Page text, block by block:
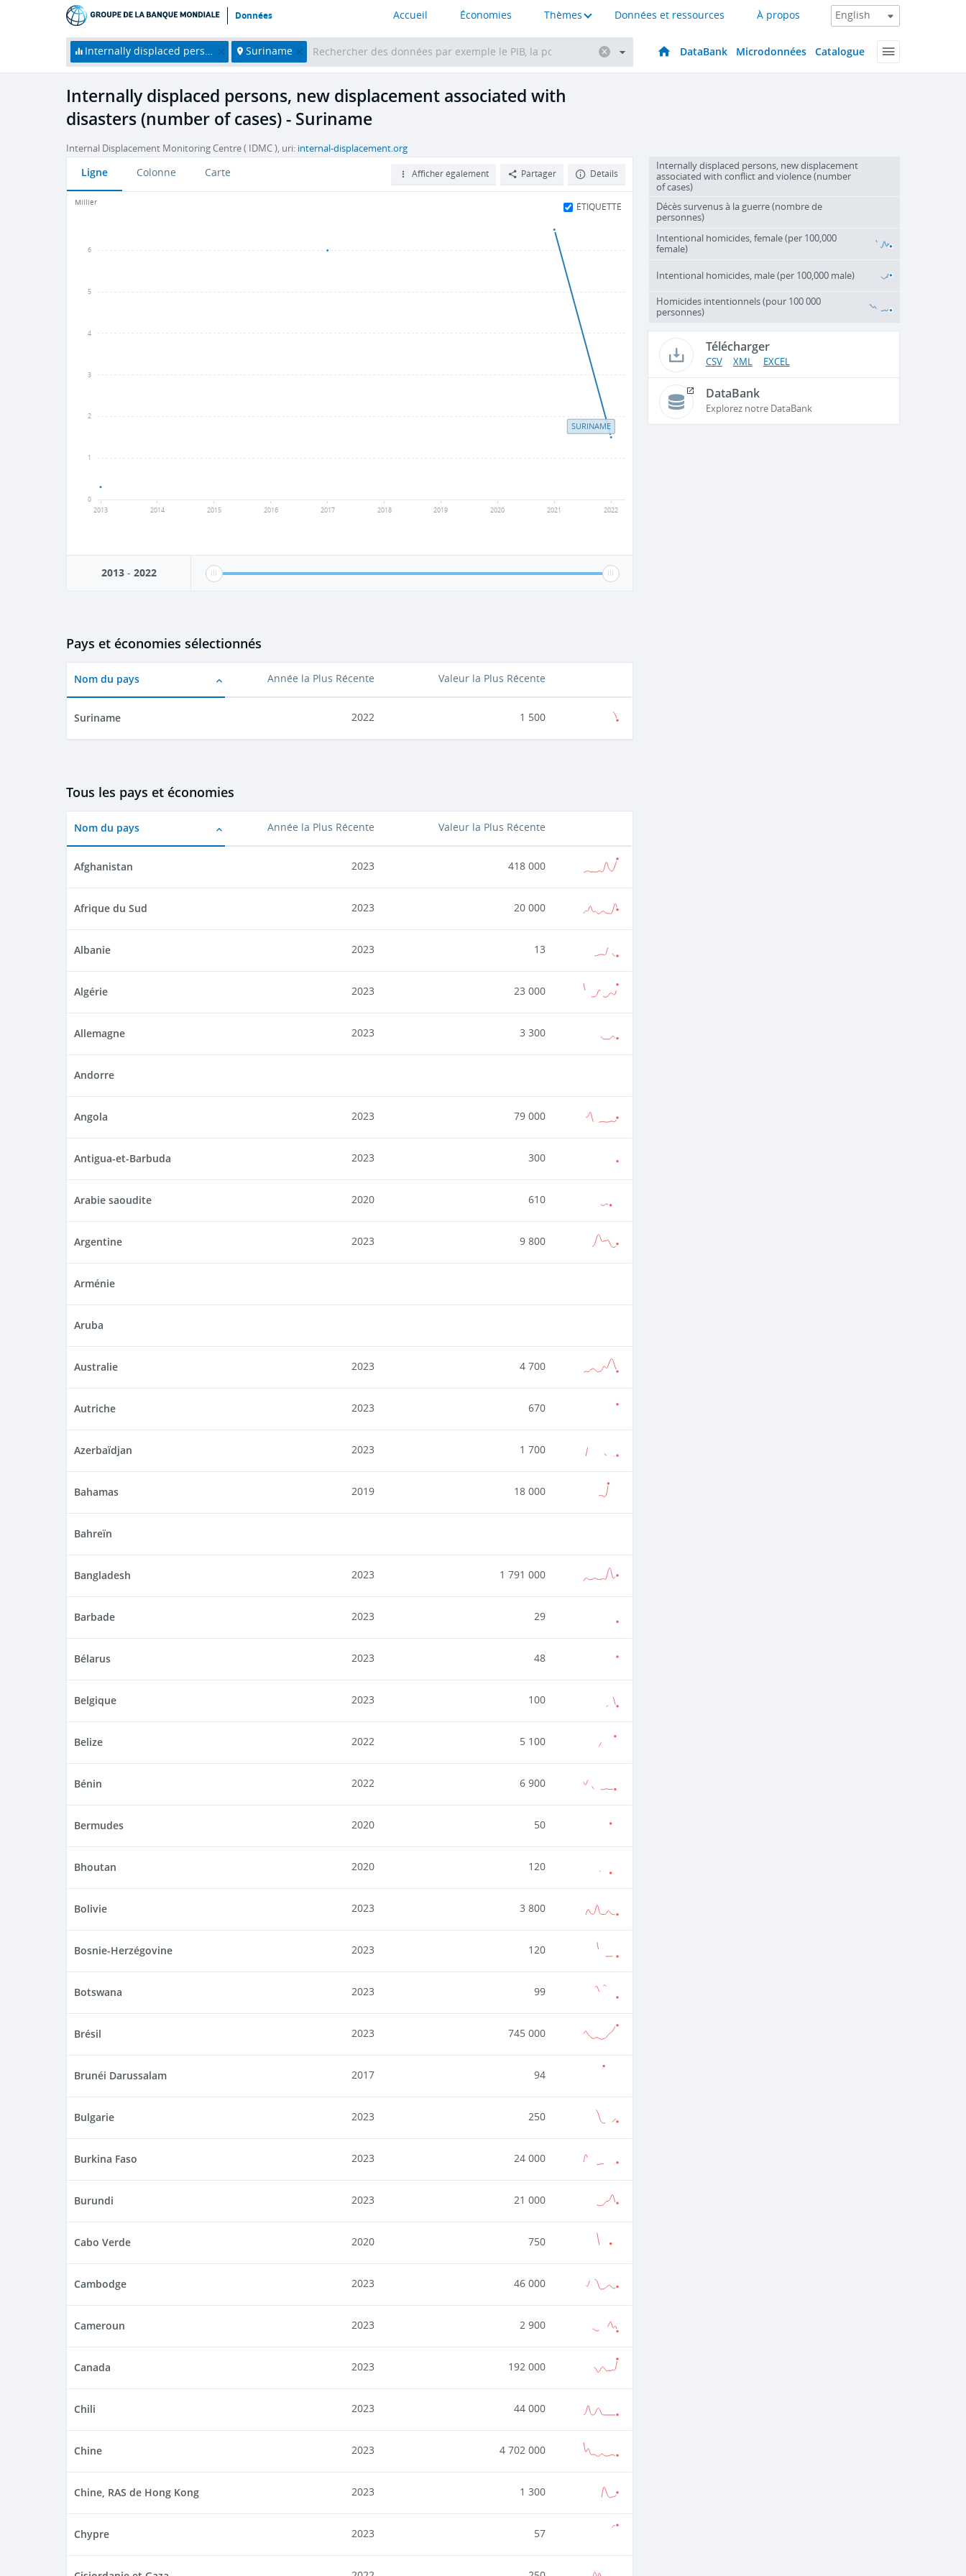
Données Accueil Économies Thèmes Données et ressources À propos
Internally displaced persons, new displacement associated with disasters (number of cases) Suriname DataBank Microdonnées Catalogue
Internally displaced persons, new displacement associated with
disasters (number of cases) - Suriname
Internal Displacement Monitoring Centre ( IDMC ), uri: internal-displacement.org
Ligne Colonne Carte Afficher également Partager Détails
ÉTIQUETTE
2013 2014 2015 2016 2017 2018 2019 2020 2021 2022
Millier
0
1
2
3
4
5
6
SURINAME
2013- 2022
Internally displaced persons, new displacement
associated with conflict and violence (number
of cases)
Décès survenus à la guerre (nombre de
personnes)
Intentional homicides, female (per 100,000
female)
Intentional homicides, male (per 100,000 male)
Homicides intentionnels (pour 100 000
personnes)
Télécharger
CSV XML EXCEL
DataBank
Explorez notre DataBank
Pays et économies sélectionnés
Nom du pays Année la Plus Récente Valeur la Plus Récente
Suriname 2022 1 500
Tous les pays et économies
Nom du pays Année la Plus Récente Valeur la Plus Récente
Afghanistan 2023 418 000
Afrique du Sud 2023 20 000
Albanie 2023 13
Algérie 2023 23 000
Allemagne 2023 3 300
Andorre
Angola 2023 79 000
Antigua-et-Barbuda 2023 300
Arabie saoudite 2020 610
Argentine 2023 9 800
Arménie
Aruba
Australie 2023 4 700
Autriche 2023 670
Azerbaïdjan 2023 1 700
Bahamas 2019 18 000
Bahreïn
Bangladesh 2023 1 791 000
Barbade 2023 29
Bélarus 2023 48
Belgique 2023 100
Belize 2022 5 100
Bénin 2022 6 900
Bermudes 2020 50
Bhoutan 2020 120
Bolivie 2023 3 800
Bosnie-Herzégovine 2023 120
Botswana 2023 99
Brésil 2023 745 000
Brunéi Darussalam 2017 94
Bulgarie 2023 250
Burkina Faso 2023 24 000
Burundi 2023 21 000
Cabo Verde 2020 750
Cambodge 2023 46 000
Cameroun 2023 2 900
Canada 2023 192 000
Chili 2023 44 000
Chine 2023 4 702 000
Chine, RAS de Hong Kong 2023 1 300
Chypre 2023 57